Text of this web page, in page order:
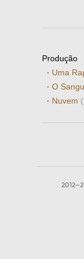
Produção
· Uma
· O
· Nuvem